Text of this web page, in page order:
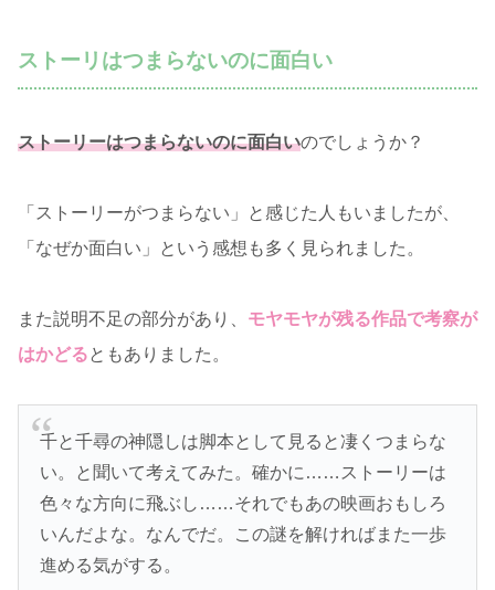
ストーリはつまらないのに面白い
ストーリーはつまらないのに面白いのでしょうか？
「ストーリーがつまらない」と感じた人もいましたが、
「なぜか面白い」という感想も多く見られました。
また説明不足の部分があり、 モヤモヤが残る作品で考察が
はかどるともありました。
千と千尋の神隠しは脚本として見ると凄くつまらな
い。と聞いて考えてみた。確かに……ストーリーは
色々な方向に飛ぶし……それでもあの映画おもしろ
いんだよな。なんでだ。この謎を解ければまた一歩
進める気がする。